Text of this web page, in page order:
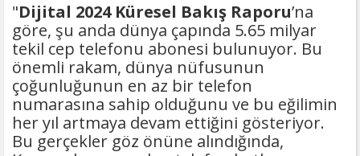
"Dijital 2024 Küresel Bakış Raporu’na
göre, şu anda dünya çapında 5.65 milyar
tekil cep telefonu abonesi bulunuyor. Bu
önemli rakam, dünya nüfusunun
çoğunluğunun en az bir telefon
numarasına sahip olduğunu ve bu eğilimin
her yıl artmaya devam ettiğini gösteriyor.
Bu gerçekler göz önüne alındığında,